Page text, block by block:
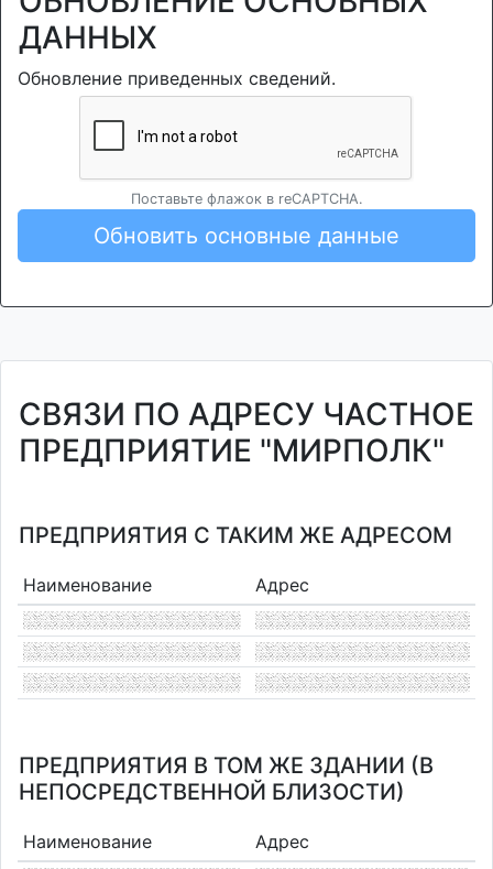
ДАННЫХ
Обновление приведенных сведений.
Поставьте флажок в reCAPTCHA.
Обновить основные данные
СВЯЗИ ПО АДРЕСУ ЧАСТНОЕ
ПРЕДПРИЯТИЕ "МИРПОЛК"
ПРЕДПРИЯТИЯ С ТАКИМ ЖЕ АДРЕСОМ
Наименование Адрес
ПРЕДПРИЯТИЯ В ТОМ ЖЕ ЗДАНИИ (В
НЕПОСРЕДСТВЕННОЙ БЛИЗОСТИ)
Наименование Адрес